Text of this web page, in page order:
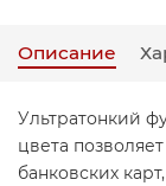
Описание
Ультратонкий
цвета
банковских